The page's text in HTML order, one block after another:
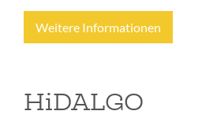
Weitere Informationen
HiDALGO